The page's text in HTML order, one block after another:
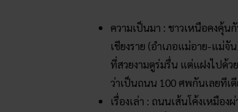
ความเป็นมา : ชาวเหนือคงคุ้น
เชียงราย (อำเภอแม่อาย-แม่
ที่สวยงามดูร่มรื่น แต่แฝงไปด้ว
ว่าเป็นถนน 100 ศพกันเลยทีเดี
เรื่องเล่า : ถนนเส้นโค้งเหมือ